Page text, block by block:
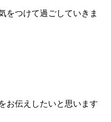
をつけて過ごしていきま
お伝えしたいと思います